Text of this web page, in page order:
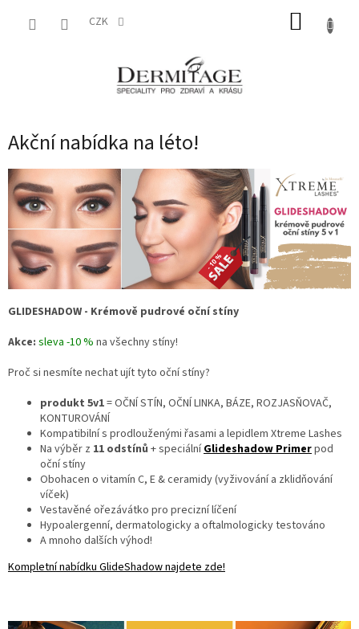
CZK
Akční nabídka na léto!
GLIDESHADOW - Krémově pudrové oční stíny
Akce: sleva -10 % na všechny stíny!
Proč si nesmíte nechat ujít tyto oční stíny?
produkt 5v1= OČNÍ STÍN, OČNÍ LINKA, BÁZE, ROZJASŇOVAČ,
KONTUROVÁNÍ
Kompatibilní s prodlouženými řasami a lepidlem Xtreme Lashes
Na výběr z 11 odstínů + speciální Glideshadow Primerpod
oční stíny
Obohacen o vitamín C, E & ceramidy (vyživování a zklidňování
víček)
Vestavěné ořezávátko pro precizní líčení
Hypoalergenní, dermatologicky a oftalmologicky testováno
A mnoho dalších výhod!
Kompletní nabídku GlideShadow najdete zde!